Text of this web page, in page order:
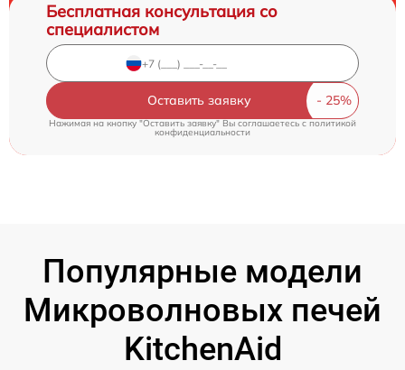
Бесплатная консультация со
специалистом
Оставить заявку
Нажимая на кнопку "Оставить заявку" Вы соглашаетесь c политикой
конфиденциальности
Популярные модели
Микроволновых печей
KitchenAid